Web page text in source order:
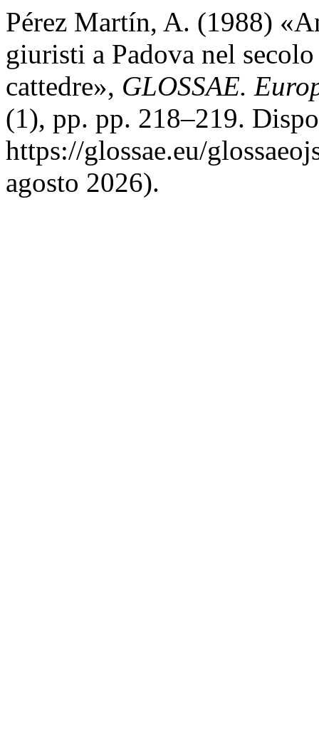
Pérez Martín, A. (1988)
giuristi a Padova nel
cattedre», GLOSSAE.
(1), pp. pp. 218–219.
https://glossae.eu/
agosto 2026).